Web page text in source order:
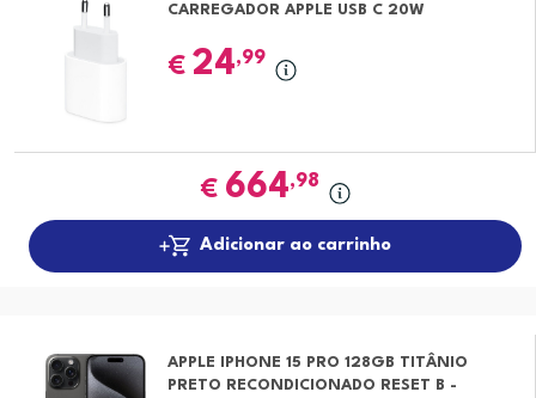
CARREGADOR APPLE USB C 20W
€ 24,99
€ 664,98
Adicionar ao carrinho
APPLE IPHONE 15 PRO 128GB TITÂNIO
PRETO RECONDICIONADO RESET B -